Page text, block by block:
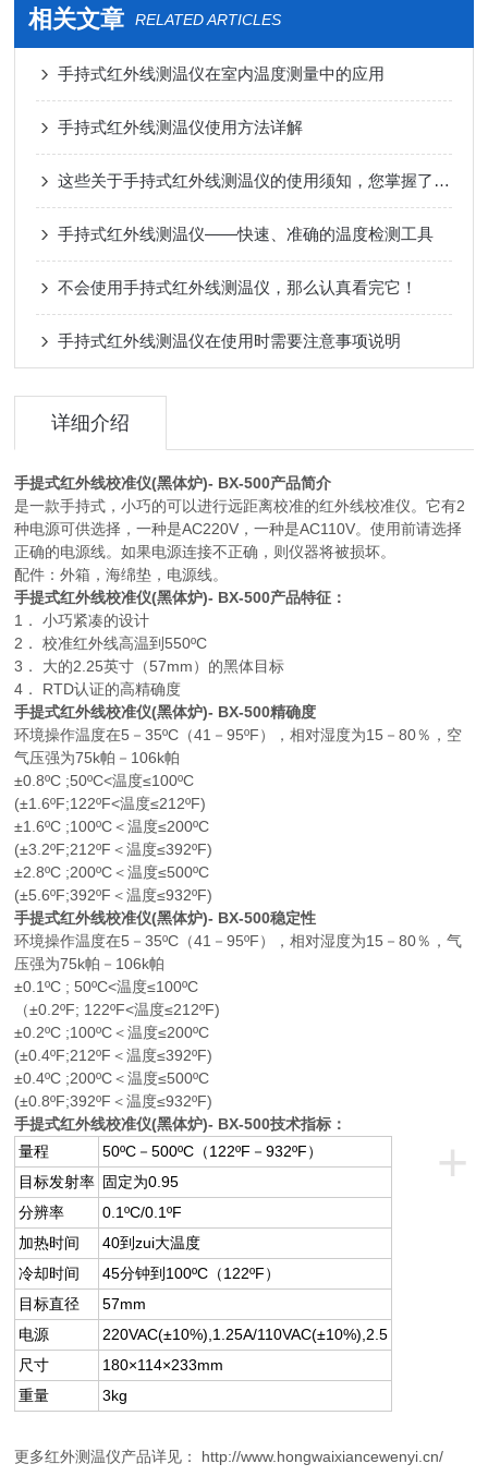
相关文章 RELATED ARTICLES
手持式红外线测温仪在室内温度测量中的应用
手持式红外线测温仪使用方法详解
这些关于手持式红外线测温仪的使用须知，您掌握了吗？
手持式红外线测温仪——快速、准确的温度检测工具
不会使用手持式红外线测温仪，那么认真看完它！
手持式红外线测温仪在使用时需要注意事项说明
详细介绍
手提式红外线校准仪(黑体炉)- BX-500产品简介
是一款手持式，小巧的可以进行远距离校准的红外线校准仪。它有2
种电源可供选择，一种是AC220V，一种是AC110V。使用前请选择
正确的电源线。如果电源连接不正确，则仪器将被损坏。
配件：外箱，海绵垫，电源线。
手提式红外线校准仪(黑体炉)- BX-500产品特征：
1． 小巧紧凑的设计
2． 校准红外线高温到550ºC
3． 大的2.25英寸（57mm）的黑体目标
4． RTD认证的高精确度
手提式红外线校准仪(黑体炉)- BX-500精确度
环境操作温度在5－35ºC（41－95ºF），相对湿度为15－80％，空
气压强为75k帕－106k帕
±0.8ºC ;50ºC<温度≤100ºC
(±1.6ºF;122ºF<温度≤212ºF)
±1.6ºC ;100ºC＜温度≤200ºC
(±3.2ºF;212ºF＜温度≤392ºF)
±2.8ºC ;200ºC＜温度≤500ºC
(±5.6ºF;392ºF＜温度≤932ºF)
手提式红外线校准仪(黑体炉)- BX-500稳定性
环境操作温度在5－35ºC（41－95ºF），相对湿度为15－80％，气
压强为75k帕－106k帕
±0.1ºC ; 50ºC<温度≤100ºC
（±0.2ºF; 122ºF<温度≤212ºF)
±0.2ºC ;100ºC＜温度≤200ºC
(±0.4ºF;212ºF＜温度≤392ºF)
±0.4ºC ;200ºC＜温度≤500ºC
(±0.8ºF;392ºF＜温度≤932ºF)
手提式红外线校准仪(黑体炉)- BX-500技术指标：
+
量程
50ºC－500ºC（122ºF－932ºF）
目标发射率 固定为0.95
分辨率
0.1ºC/0.1ºF
加热时间
40到zui大温度
冷却时间
45分钟到100ºC（122ºF）
目标直径
57mm
电源
220VAC(±10%),1.25A/110VAC(±10%),2.5
尺寸
180×114×233mm
重量
3kg
更多红外测温仪产品详见： http://www.hongwaixiancewenyi.cn/